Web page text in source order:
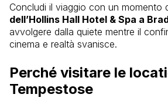
Concludi il viaggio con un momento
dell’Hollins Hall Hotel & Spa a
avvolgere dalla quiete mentre il
cinema e realtà svanisce.
Perché visitare le
Tempestose